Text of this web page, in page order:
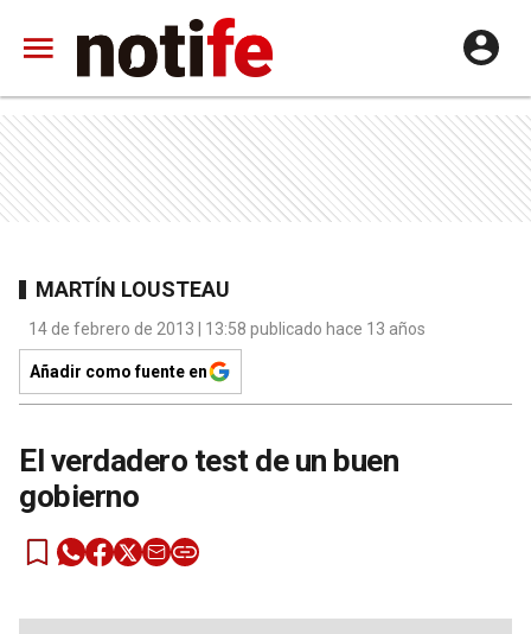
MARTÍN LOUSTEAU
14 de febrero de 2013 | 13:58 publicado hace 13 años
Añadir como fuente en
El verdadero test de un buen
gobierno